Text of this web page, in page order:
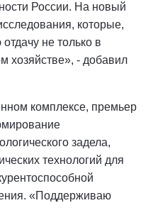
России. На новый
которые,
не только в
хозяйстве», - добавил
комплексе, премьер
задела,
технологий для
«Поддерживаю